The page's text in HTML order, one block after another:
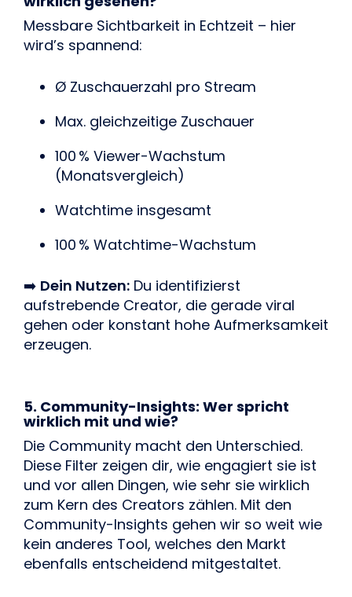
Messbare Sichtbarkeit in Echtzeit – hier
wird’s spannend:
Ø Zuschauerzahl pro Stream
Max. gleichzeitige Zuschauer
100 % Viewer-Wachstum
(Monatsvergleich)
Watchtime insgesamt
100 % Watchtime-Wachstum
➡️ Dein Nutzen: Du identifizierst
aufstrebende Creator, die gerade viral
gehen oder konstant hohe Aufmerksamkeit
erzeugen.
5. Community-Insights: Wer spricht
wirklich mit und wie?
Die Community macht den Unterschied.
Diese Filter zeigen dir, wie engagiert sie ist
und vor allen Dingen, wie sehr sie wirklich
zum Kern des Creators zählen. Mit den
Community-Insights gehen wir so weit wie
kein anderes Tool, welches den Markt
ebenfalls entscheidend mitgestaltet.